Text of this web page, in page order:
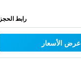
رابط الحجز
عرض الأسعار